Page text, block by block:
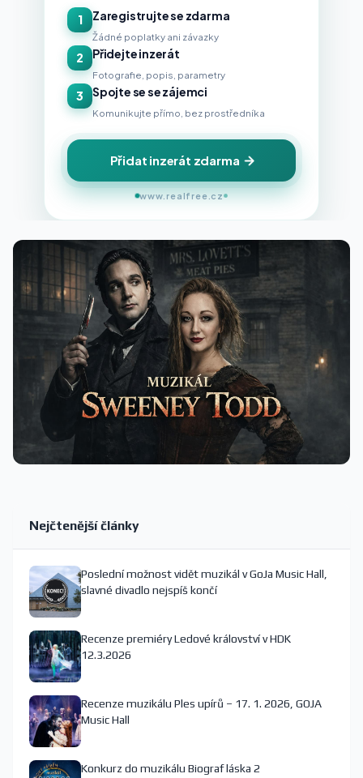
1 Zaregistrujte se zdarma
Žádné poplatky ani závazky
2 Přidejte inzerát
Fotografie, popis, parametry
3 Spojte se se zájemci
Komunikujte přímo, bez prostředníka
Přidat inzerát zdarma
www.realfree.cz
Nejčtenější články
Poslední možnost vidět muzikál v GoJa Music Hall,
slavné divadlo nejspíš končí
Recenze premiéry Ledové království v HDK
12.3.2026
Recenze muzikálu Ples upírů – 17. 1. 2026, GOJA
Music Hall
Konkurz do muzikálu Biograf láska 2